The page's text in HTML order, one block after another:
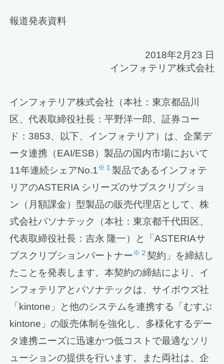
報道発表資料
2018年2月23 日
インフォテリア株式会社
インフォテリア株式会社（本社：東京都品川
区、代表取締役社長：平野洋一郎、証券コー
ド：3853、以下、インフォテリア）は、企業デ
ータ連携（EAI/ESB）製品の国内市場において
11年連続シェアNo.1※１製品であるインフォテ
リアのASTERIA シリーズのサブスクリプショ
ン（月額課金）型製品の販売代理店として、株
式会社パソナテック（本社：東京都千代田区、
代表取締役社長：吉永 隆一）と「ASTERIAサ
ブスクリプションパートナー※２契約」を締結し
たことを発表します。本契約の締結により、イ
ンフォテリアとパソナテックは、サイボウズ社
「kintone」と他のシステムを連携する「むすぶ
kintone」の販売体制を強化し、多様化するデー
タ連携ニーズに迅速かつ低コストで最適なソリ
ューションの提供を行います。また両社は、企